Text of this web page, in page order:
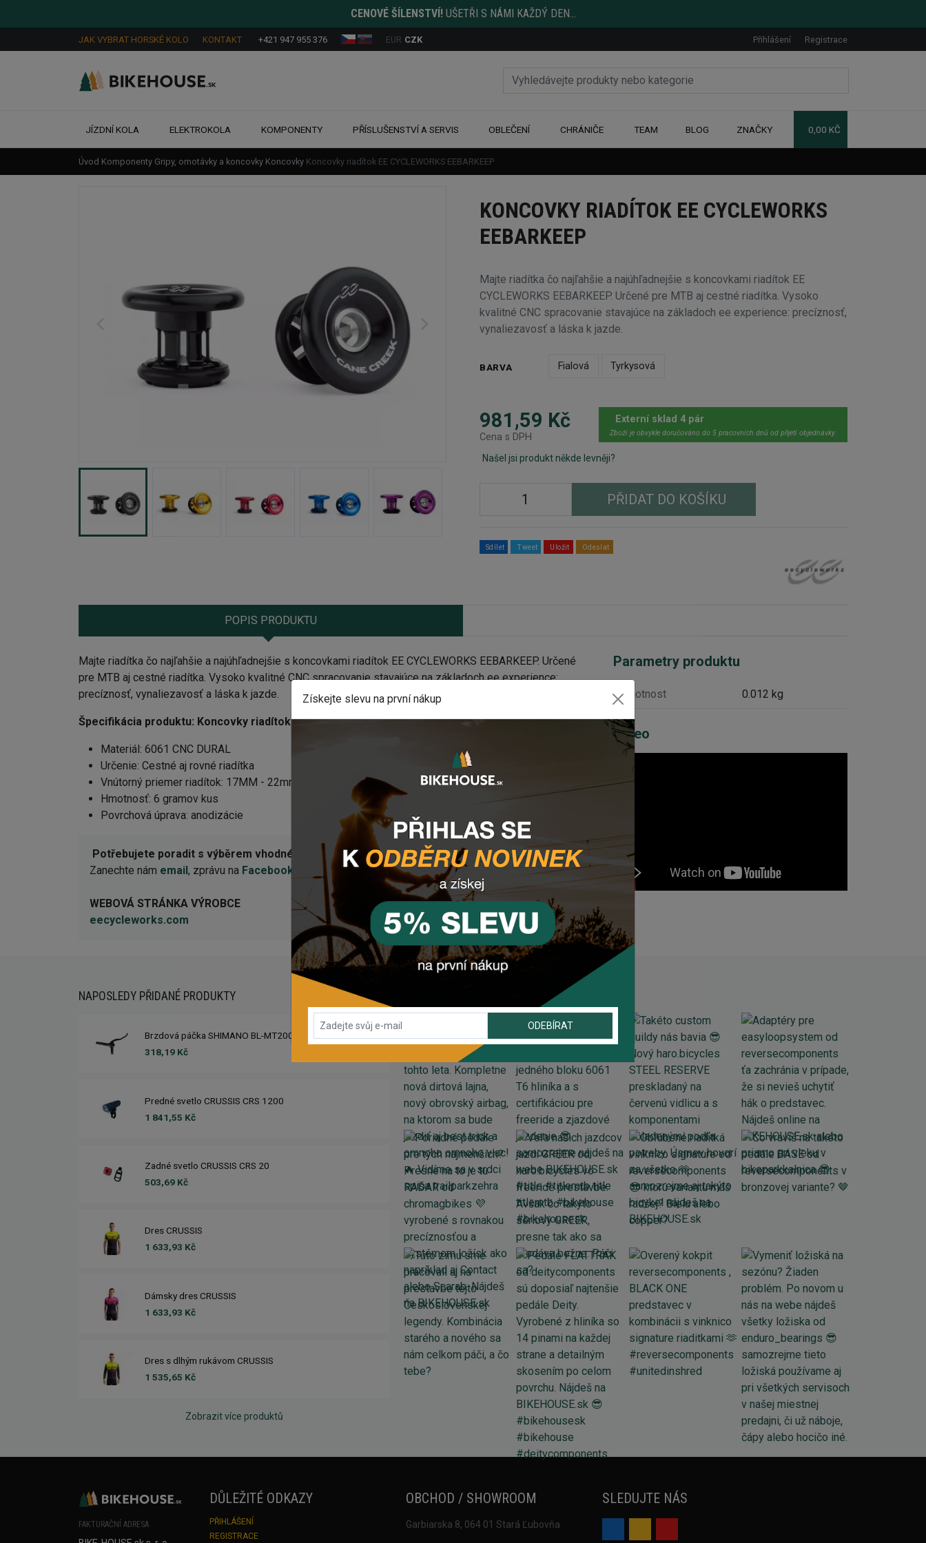
CENOVÉ ŠÍLENSTVÍ! UŠETŘI S NÁMI KAŽDÝ DEN...
JAK VYBRAT HORSKÉ KOLO KONTAKT +421 947 955 376 EUR CZK Přihlášení Registrace
JÍZDNÍ KOLA ELEKTROKOLA KOMPONENTY PŘÍSLUŠENSTVÍ A SERVIS OBLEČENÍ CHRÁNIČE TEAM BLOG ZNAČKY 0,00 KČ
Úvod Komponenty Gripy, omotávky a koncovky Koncovky Koncovky riadítok EE CYCLEWORKS EEBARKEEP
KONCOVKY RIADÍTOK EE CYCLEWORKS
EEBARKEEP
Majte riadítka čo najľahšie a najúhľadnejšie s koncovkami riadítok EE
CYCLEWORKS EEBARKEEP. Určené pre MTB aj cestné riadítka. Vysoko
kvalitné CNC spracovanie stavajúce na základoch ee experience: precíznosť,
vynaliezavosť a láska k jazde.
BARVA Fialová Tyrkysová
981,59 Kč
Cena s DPH
Externí sklad 4 pár
Zboží je obvykle doručováno do 5 pracovních dnů od přijetí objednávky.
Našel jsi produkt někde levněji?
PŘIDAT DO KOŠÍKU
Sdílet Tweet Uložit Odeslat
POPIS PRODUKTU
Majte riadítka čo najľahšie a najúhľadnejšie s koncovkami riadítok EE CYCLEWORKS EEBARKEEP. Určené
pre MTB aj cestné riadítka. Vysoko kvalitné CNC spracovanie stavajúce na základoch ee experience:
precíznosť, vynaliezavosť a láska k jazde.
Špecifikácia produktu: Koncovky riadítok EE CYCLEWORKS EEBARKEEP
Materiál: 6061 CNC DURAL
Určenie: Cestné aj rovné riadítka
Vnútorný priemer riadítok: 17MM - 22mm
Hmotnosť: 6 gramov kus
Povrchová úprava: anodizácie
Potřebujete poradit s výběrem vhodné komponenty?
Zanechte nám email, zprávu na Facebooku nebo využijte nášchat(zelené tlačítko vpravo dole).
WEBOVÁ STRÁNKA VÝROBCE
eecycleworks.com
Parametry produktu
Hmotnost 0.012 kg
Video
NAPOSLEDY PŘIDANÉ PRODUKTY
Brzdová páčka SHIMANO BL-MT200
318,19 Kč
Predné svetlo CRUSSIS CRS 1200
1 841,55 Kč
Zadné svetlo CRUSSIS CRS 20
503,69 Kč
Dres CRUSSIS
1 633,93 Kč
Dámsky dres CRUSSIS
1 633,93 Kč
Dres s dlhým rukávom CRUSSIS
1 535,65 Kč
Zobrazit více produktů
FAKTURAČNÍ ADRESA
DŮLEŽITÉ ODKAZY
PŘIHLÁŠENÍ
REGISTRACE
OBCHOD / SHOWROOM
Garbiarska 8, 064 01 Stará Ľubovňa
SLEDUJTE NÁS
Získejte slevu na první nákup
ODEBÍRAT